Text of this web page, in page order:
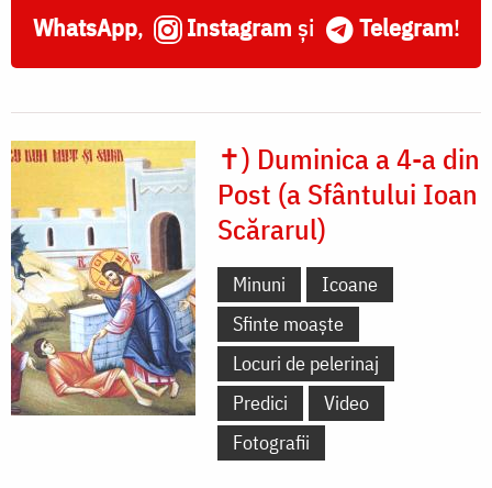
WhatsApp, Instagram și Telegram!
✝) Duminica a 4-a din
Post (a Sfântului Ioan
Scărarul)
Minuni
Icoane
Sfinte moaște
Locuri de pelerinaj
Predici
Video
Fotografii